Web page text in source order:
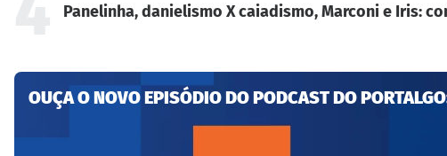
Panelinha, danielismo X caiadismo, Marconi e Iris:
OUÇA O NOVO EPISÓDIO DO PODCAST DO